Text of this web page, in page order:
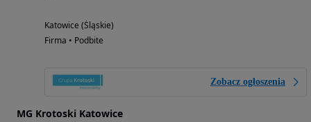
Katowice (Śląskie)
Firma • Podbite
Zobacz ogłoszenia
MG Krotoski Katowice